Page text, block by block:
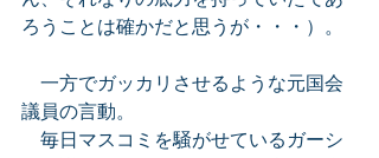
ろうことは確かだと思うが・・・）。
一方でガッカリさせるような元国会
議員の言動。
毎日マスコミを騒がせているガーシ